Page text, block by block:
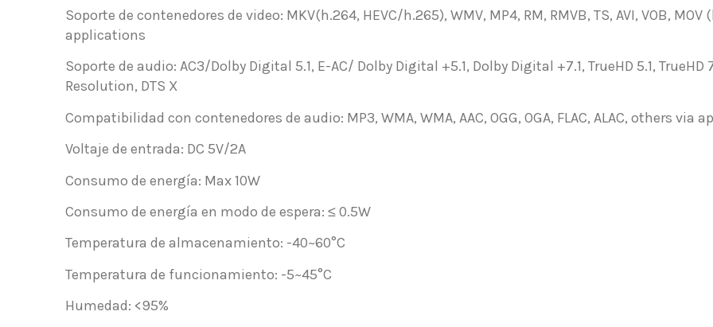
Soporte de contenedores de video: MKV(h.264, HEVC/h.265), WMV, MP4, RM, RMVB, TS, AVI, VOB,
applications
Soporte de audio: AC3/Dolby Digital 5.1, E-AC/ Dolby Digital +5.1, Dolby Digital +7.1, TrueHD 5.1, TrueHD
Resolution, DTS X
Compatibilidad con contenedores de audio: MP3, WMA, WMA, AAC, OGG, OGA, FLAC, ALAC, others via
Voltaje de entrada: DC 5V/2A
Consumo de energía: Max 10W
Consumo de energía en modo de espera: ≤ 0.5W
Temperatura de almacenamiento: -40~60°C
Temperatura de funcionamiento: -5~45°C
Humedad: <95%